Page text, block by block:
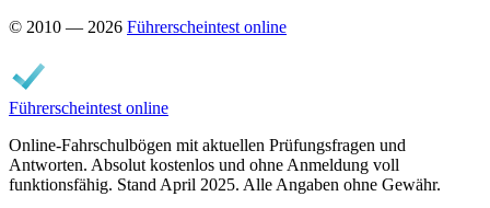
© 2010 — 2026 Führerscheintest online
Führerscheintest online
Online-Fahrschulbögen mit aktuellen Prüfungsfragen und
Antworten. Absolut kostenlos und ohne Anmeldung voll
funktionsfähig. Stand April 2025. Alle Angaben ohne Gewähr.